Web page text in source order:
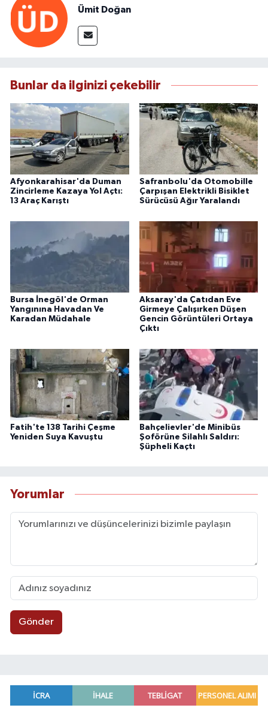
Ümit Doğan
Bunlar da ilginizi çekebilir
Afyonkarahisar'da Duman
Zincirleme Kazaya Yol Açtı:
13 Araç Karıştı
Safranbolu'da Otomobille
Çarpışan Elektrikli Bisiklet
Sürücüsü Ağır Yaralandı
Bursa İnegöl'de Orman
Yangınına Havadan Ve
Karadan Müdahale
Aksaray'da Çatıdan Eve
Girmeye Çalışırken Düşen
Gencin Görüntüleri Ortaya
Çıktı
Fatih'te 138 Tarihi Çeşme
Yeniden Suya Kavuştu
Bahçelievler'de Minibüs
Şoförüne Silahlı Saldırı:
Şüpheli Kaçtı
Yorumlar
Gönder